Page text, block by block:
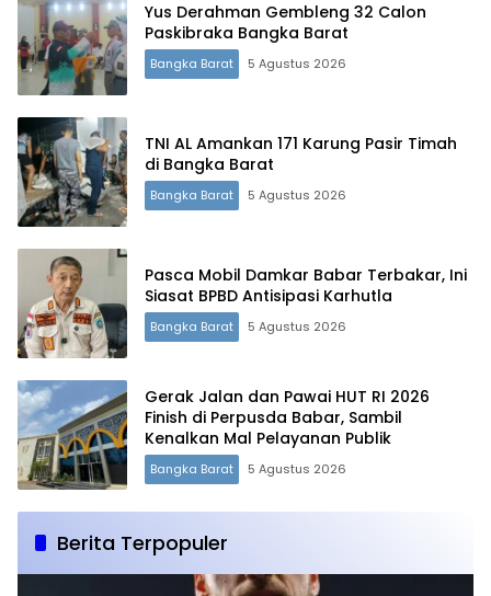
Yus Derahman Gembleng 32 Calon
Paskibraka Bangka Barat
Bangka Barat 5 Agustus 2026
TNI AL Amankan 171 Karung Pasir Timah
di Bangka Barat
Bangka Barat 5 Agustus 2026
Pasca Mobil Damkar Babar Terbakar, Ini
Siasat BPBD Antisipasi Karhutla
Bangka Barat 5 Agustus 2026
Gerak Jalan dan Pawai HUT RI 2026
Finish di Perpusda Babar, Sambil
Kenalkan Mal Pelayanan Publik
Bangka Barat 5 Agustus 2026
Berita Terpopuler